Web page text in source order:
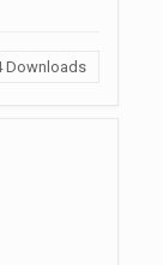
Downloads